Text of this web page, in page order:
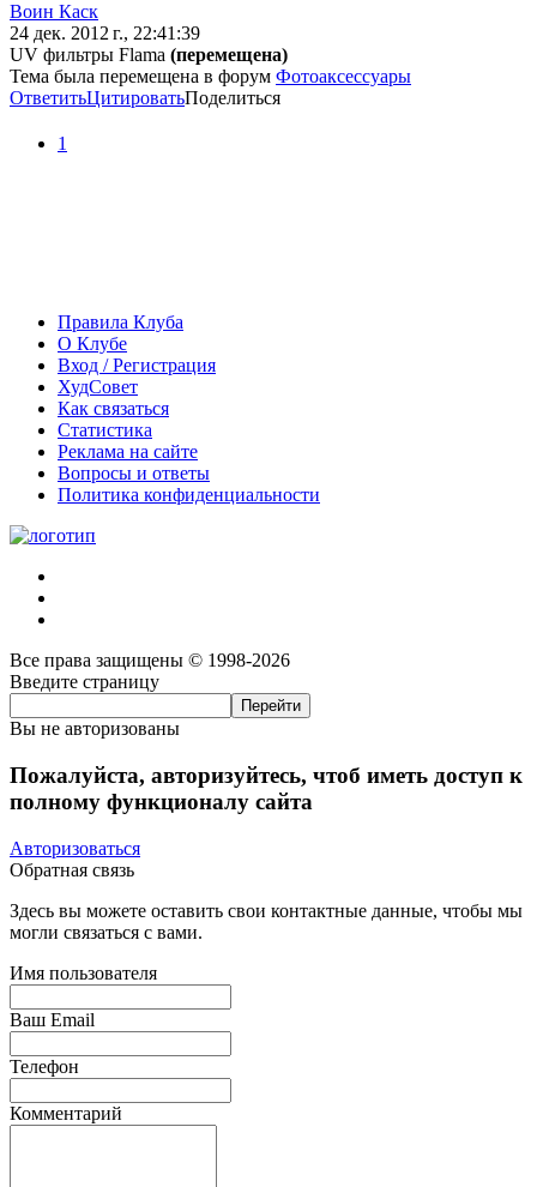
Воин Каск
24 дек. 2012 г., 22:41:39
UV фильтры Flama (перемещена)
Тема была перемещена в форум Фотоаксессуары
ОтветитьЦитироватьПоделиться
1
Правила Клуба
О Клубе
Вход / Регистрация
ХудСовет
Как связаться
Статистика
Реклама на сайте
Вопросы и ответы
Политика конфиденциальности
Все права защищены © 1998-2026
Введите страницу
Вы не авторизованы
Пожалуйста, авторизуйтесь, чтоб иметь доступ к
полному функционалу сайта
Авторизоваться
Обратная связь
Здесь вы можете оставить свои контактные данные, чтобы мы
могли связаться с вами.
Имя пользователя
Ваш Email
Телефон
Комментарий